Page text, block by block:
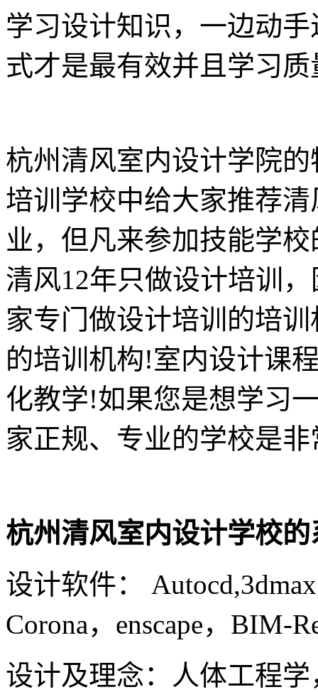
学习设计知识，一边动
式才是最有效并且学习
杭州清风室内设计学院
培训学校中给大家推荐
业，但凡来参加技能学
清风12年只做设计培训
家专门做设计培训的培
的培训机构!室内设计课
化教学!如果您是想学习
家正规、专业的学校是
杭州清风室内设计学校
设计软件：
Corona，enscape，BIM-
设计及理念：人体工程